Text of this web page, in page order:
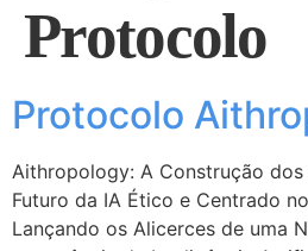
Protocolo
Protocolo
Aithropology: A Construção dos
Futuro da IA Ético e Centrado
Lançando os Alicerces de uma